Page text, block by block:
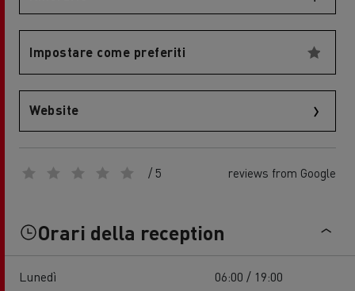
Impostare come preferiti
Website
/ 5 reviews from Google
Orari della reception
Lunedì
06:00 / 19:00